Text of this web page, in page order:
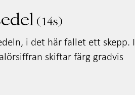
14s
i det här fallet ett skepp. I
skiftar färg gradvis